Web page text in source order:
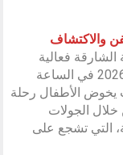
والاكتشاف
الشارقة فعالية
“مغامرون في المتحف”، يوم الثلاثاء 12 مايو 2026 في الساعة
يخوض الأطفال رحلة
خلال الجولات
التي تشجع على